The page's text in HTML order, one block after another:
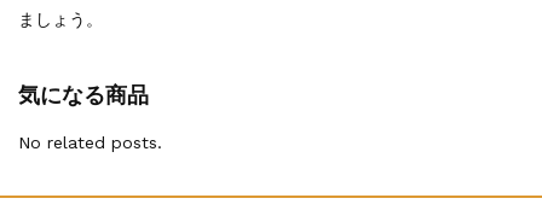
ましょう。
気になる商品
No related posts.